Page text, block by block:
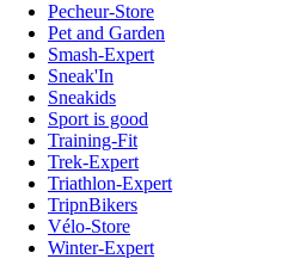
Pecheur-Store
Pet and Garden
Smash-Expert
Sneak'In
Sneakids
Sport is good
Training-Fit
Trek-Expert
Triathlon-Expert
TripnBikers
Vélo-Store
Winter-Expert